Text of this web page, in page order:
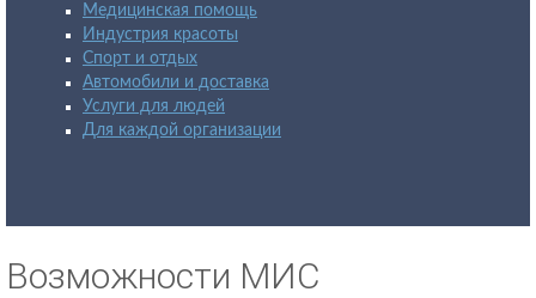
Медицинская помощь
Индустрия красоты
Спорт и отдых
Автомобили и доставка
Услуги для людей
Для каждой организации
Возможности МИС